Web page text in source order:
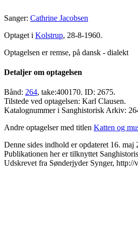
Sanger: Cathrine Jacobsen
Optaget i Kolstrup, 28-8-1960.
Optagelsen er remse, på dansk - dialekt
Detaljer om optagelsen
Bånd: 264, take:400170. ID: 2675.
Tilstede ved optagelsen: Karl Clausen.
Katalognummer i Sanghistorisk Arkiv:
Andre optagelser med titlen Katten og
Denne sides indhold er opdateret 16. maj
Publikationen her er tilknyttet
Udskrevet fra Sønderjyder Synger,